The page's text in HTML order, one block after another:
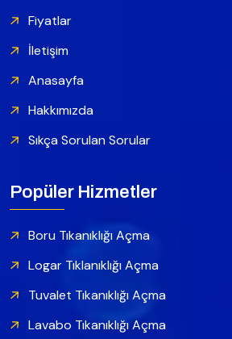
Fiyatlar
İletişim
Anasayfa
Hakkımızda
Sıkça Sorulan Sorular
Popüler Hizmetler
Boru Tıkanıklığı Açma
Logar Tıklanıklığı Açma
Tuvalet Tıkanıklığı Açma
Lavabo Tıkanıklığı Açma